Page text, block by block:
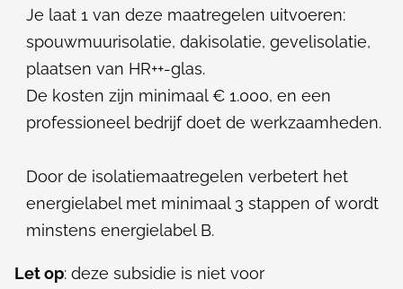
Je laat 1 van deze maatregelen uitvoeren:
spouwmuurisolatie, dakisolatie, gevelisolatie,
plaatsen van HR++-glas.
De kosten zijn minimaal € 1.000, en een
professioneel bedrijf doet de werkzaamheden.
Door de isolatiemaatregelen verbetert het
energielabel met minimaal 3 stappen of wordt
minstens energielabel B.
Let op: deze subsidie is niet voor